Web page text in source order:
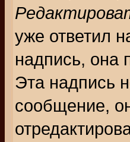
уже ответил
надпись, она
Эта надпись
сообщение,